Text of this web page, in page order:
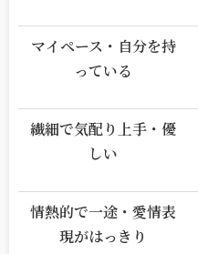
マイペース・自分を持
っている
繊細で気配り上手・優
しい
情熱的で一途・愛情表
現がはっきり